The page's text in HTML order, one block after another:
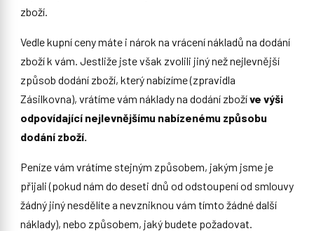
zboží.
Vedle kupní ceny máte i nárok na vrácení nákladů na dodání
zboží k vám. Jestliže jste však zvolili jiný než nejlevnější
způsob dodání zboží, který nabízíme (zpravidla
Zásilkovna), vrátíme vám náklady na dodání zbožíve výši
odpovídající nejlevnějšímu nabízenému způsobu
dodání zboží.
Peníze vám vrátíme stejným způsobem, jakým jsme je
přijali (pokud nám do deseti dnů od odstoupení od smlouvy
žádný jiný nesdělíte a nevzniknou vám tímto žádné další
náklady), nebo způsobem, jaký budete požadovat.